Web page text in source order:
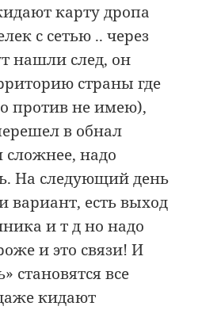
карту дропа
с сетью .. через
нашли след, он
страны где
против не имею),
в обнал
надо
На следующий день
есть выход
и т д но надо
и это связи! И
становятся все
кидают